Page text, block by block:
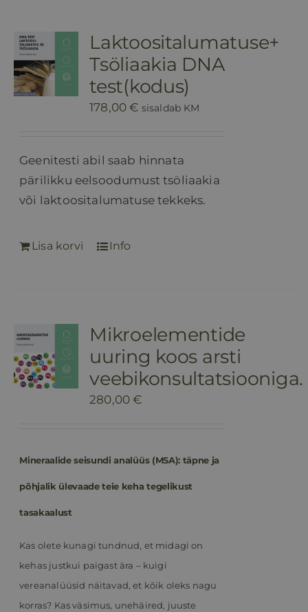
Laktoositalumatuse+
Tsöliaakia DNA
test(kodus)
178,00€ sisaldab KM
Geenitesti abil saab hinnata
pärilikku eelsoodumust tsöliaakia
või laktoositalumatuse tekkeks.
Lisa korvi Info
Mikroelementide
uuring koos arsti
veebikonsultatsiooniga.
280,00€
Mineraalide seisundi analüüs (MSA): täpne ja
põhjalik ülevaade teie keha tegelikust
tasakaalust
Kas olete kunagi tundnud, et midagi on
kehas justkui paigast ära – kuigi
vereanalüüsid näitavad, et kõik oleks nagu
korras? Kas väsimus, unehäired, juuste